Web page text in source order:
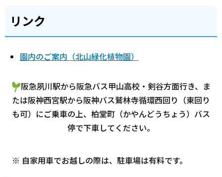
リンク
園内のご案内（北山緑化植物園）
阪急夙川駅から阪急バス甲山高校・剣谷方面行き、ま
たは阪神西宮駅から阪神バス鷲林寺循環西回り（東回り
も可）にご乗車の上、柏堂町（かやんどうちょう）バス
停で下車してください。
※ 自家用車でお越しの際は、駐車場は有料です。